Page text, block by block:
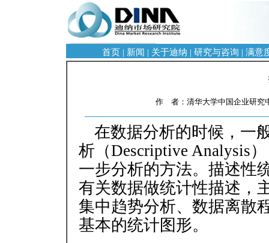
首页 | 新闻 | 关于迪纳 | 研究与咨询 | 满意
作 者：清华大学中国企业研
在数据分析的时候，一
析（Descriptive Analysis
一步分析的方法。描述性
有关数据做统计性描述，
集中趋势分析、数据离散
基本的统计图形。